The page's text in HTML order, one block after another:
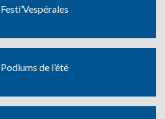
Festi’Vespérales
Podiums de l’été